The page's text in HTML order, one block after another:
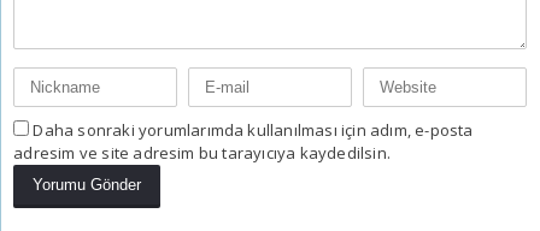
Daha sonraki yorumlarımda kullanılması için adım, e-posta
adresim ve site adresim bu tarayıcıya kaydedilsin.